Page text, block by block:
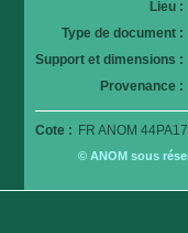
Lieu :
Type de document :
Support et dimensions :
Provenance :
Cote : FR ANOM
© ANOM sous